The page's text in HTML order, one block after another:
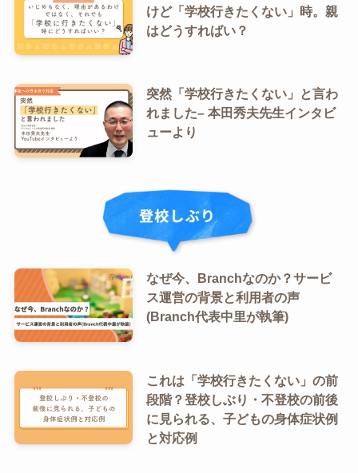
けど「学校行きたくない」時。親
はどうすればい？
突然「学校行きたくない」と言わ
れました– 本田秀夫先生インタビ
ューより
なぜ今、Branchなのか？サービ
ス運営の背景と利用者の声
(Branch代表中里が執筆)
これは「学校行きたくない」の前
段階？登校しぶり・不登校の前後
に見られる、子どもの身体症状例
と対応例